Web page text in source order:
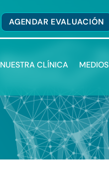
AGENDAR EVALUACIÓN
NUESTRA CLÍNICA MEDIOS